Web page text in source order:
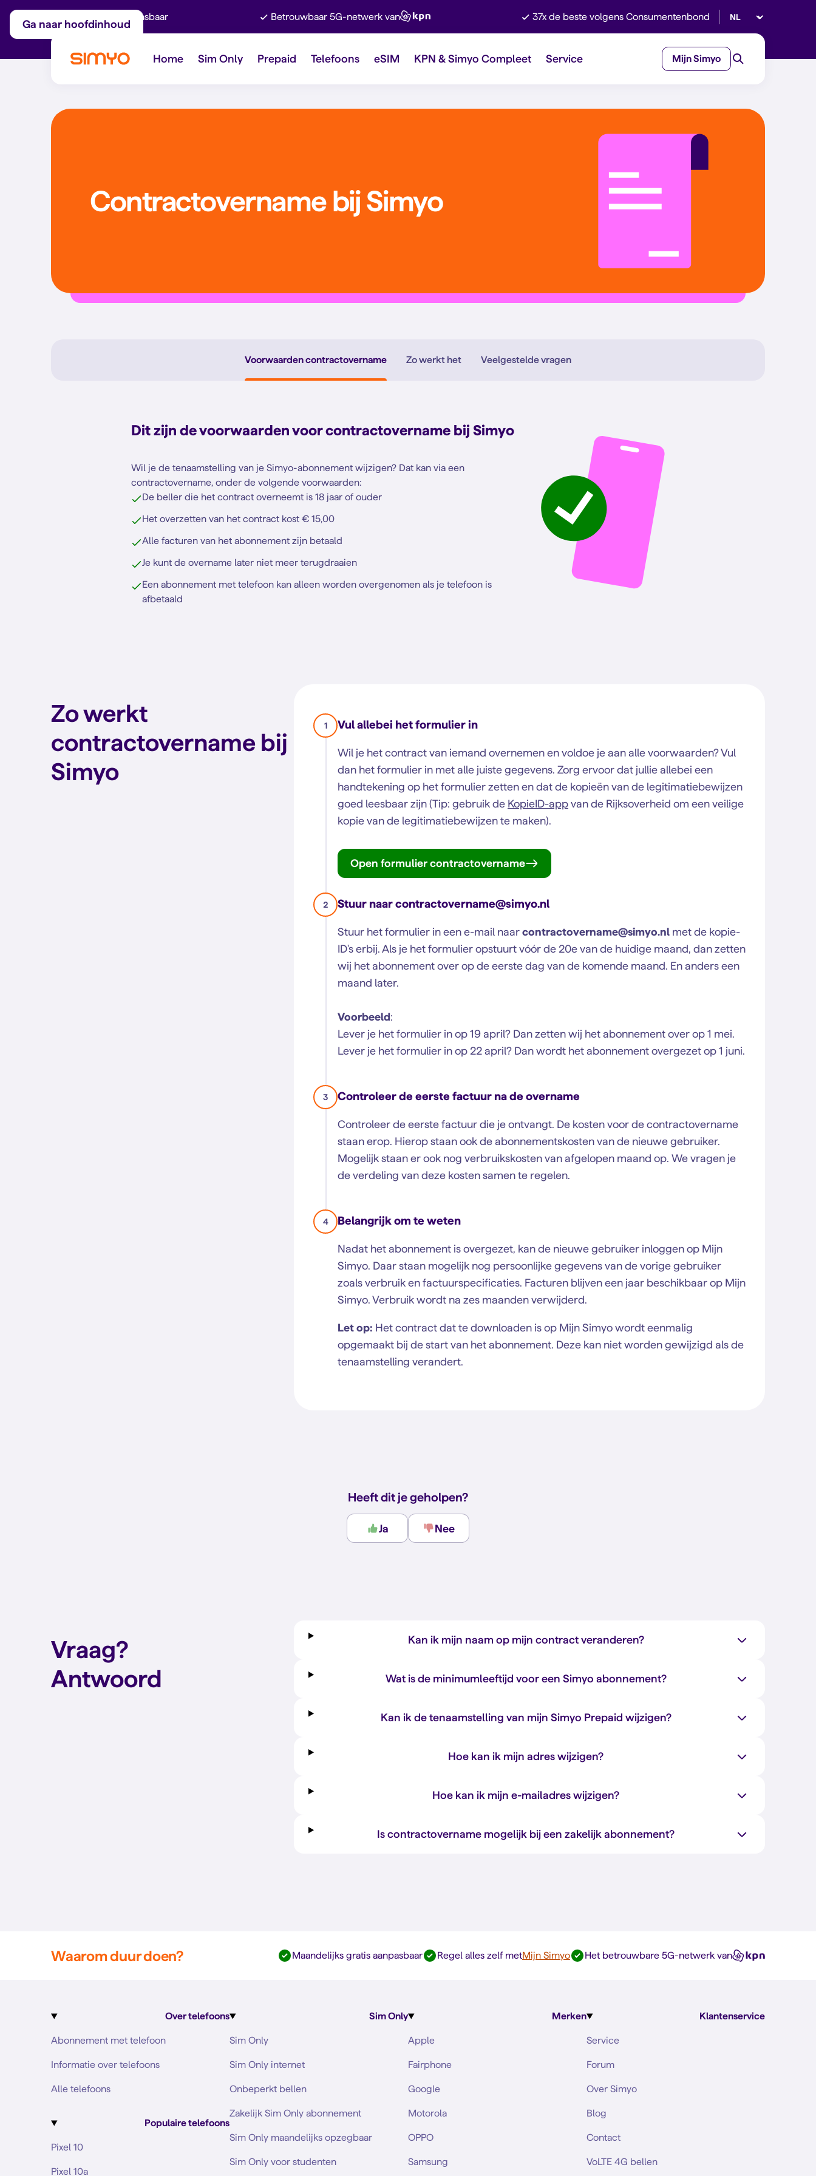
Ga naar hoofdinhoud
Maandelijks aanpasbaar Betrouwbaar 5G-netwerk van 37x de beste volgens Consumentenbond Selecteer taal
Home Sim Only Prepaid Telefoons eSIM KPN & Simyo Compleet Service Mijn Simyo
Contractovername bij Simyo
Voorwaarden contractovername Zo werkt het Veelgestelde vragen
Dit zijn de voorwaarden voor contractovername bij Simyo
Wil je de tenaamstelling van je Simyo-abonnement wijzigen? Dat kan via een
contractovername, onder de volgende voorwaarden:
De beller die het contract overneemt is 18 jaar of ouder
Het overzetten van het contract kost € 15,00
Alle facturen van het abonnement zijn betaald
Je kunt de overname later niet meer terugdraaien
Een abonnement met telefoon kan alleen worden overgenomen als je telefoon is
afbetaald
Zo werkt
contractovername bij
Simyo
1 Vul allebei het formulier in
Wil je het contract van iemand overnemen en voldoe je aan alle voorwaarden? Vul
dan het formulier in met alle juiste gegevens. Zorg ervoor dat jullie allebei een
handtekening op het formulier zetten en dat de kopieën van de legitimatiebewijzen
goed leesbaar zijn (Tip: gebruik de KopieID-app van de Rijksoverheid om een veilige
kopie van de legitimatiebewijzen te maken).
Open formulier contractovername
2 Stuur naar contractovername@simyo.nl
Stuur het formulier in een e-mail naar contractovername@simyo.nl met de kopie-
ID's erbij. Als je het formulier opstuurt vóór de 20e van de huidige maand, dan zetten
wij het abonnement over op de eerste dag van de komende maand. En anders een
maand later.
Voorbeeld:
Lever je het formulier in op 19 april? Dan zetten wij het abonnement over op 1 mei.
Lever je het formulier in op 22 april? Dan wordt het abonnement overgezet op 1 juni.
3 Controleer de eerste factuur na de overname
Controleer de eerste factuur die je ontvangt. De kosten voor de contractovername
staan erop. Hierop staan ook de abonnementskosten van de nieuwe gebruiker.
Mogelijk staan er ook nog verbruikskosten van afgelopen maand op. We vragen je
de verdeling van deze kosten samen te regelen.
4 Belangrijk om te weten
Nadat het abonnement is overgezet, kan de nieuwe gebruiker inloggen op Mijn
Simyo. Daar staan mogelijk nog persoonlijke gegevens van de vorige gebruiker
zoals verbruik en factuurspecificaties. Facturen blijven een jaar beschikbaar op Mijn
Simyo. Verbruik wordt na zes maanden verwijderd.
Let op: Het contract dat te downloaden is op Mijn Simyo wordt eenmalig
opgemaakt bij de start van het abonnement. Deze kan niet worden gewijzigd als de
tenaamstelling verandert.
Heeft dit je geholpen?
Ja Nee
Vraag?
Antwoord
Kan ik mijn naam op mijn contract veranderen?
Wat is de minimumleeftijd voor een Simyo abonnement?
Kan ik de tenaamstelling van mijn Simyo Prepaid wijzigen?
Hoe kan ik mijn adres wijzigen?
Hoe kan ik mijn e-mailadres wijzigen?
Is contractovername mogelijk bij een zakelijk abonnement?
Waarom duur doen? Maandelijks gratis aanpasbaar Regel alles zelf metMijn Simyo Het betrouwbare 5G-netwerk van
Over telefoons
Abonnement met telefoon
Informatie over telefoons
Alle telefoons
Populaire telefoons
Pixel 10
Pixel 10a
Sim Only
Sim Only
Sim Only internet
Onbeperkt bellen
Zakelijk Sim Only abonnement
Sim Only maandelijks opzegbaar
Sim Only voor studenten
Merken
Apple
Fairphone
Google
Motorola
OPPO
Samsung
Klantenservice
Service
Forum
Over Simyo
Blog
Contact
VoLTE 4G bellen